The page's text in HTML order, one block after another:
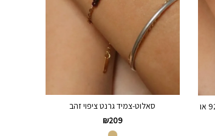
אננדה-צמיד אבני חן ופנינים מכסף 925 או
סאלוט-צמיד גרנט ציפוי זהב
₪209